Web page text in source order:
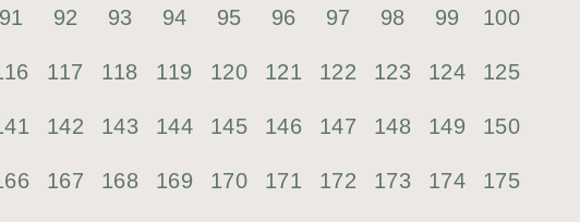
91 92 93 94 95 96 97 98 99 100
117 118 119 120 121 122 123 124 125
142 143 144 145 146 147 148 149 150
167 168 169 170 171 172 173 174 175